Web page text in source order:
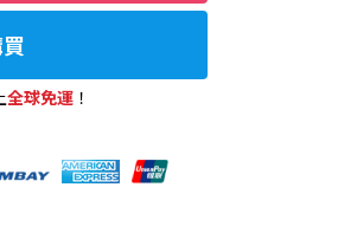
全球免運 ！